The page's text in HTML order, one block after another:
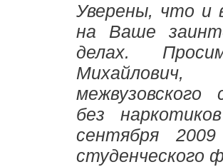
Уверены, что и
на Ваше
делах.
без
сентября
студенческого